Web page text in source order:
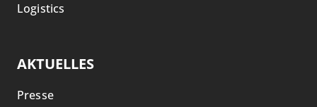
Logistics
AKTUELLES
Presse